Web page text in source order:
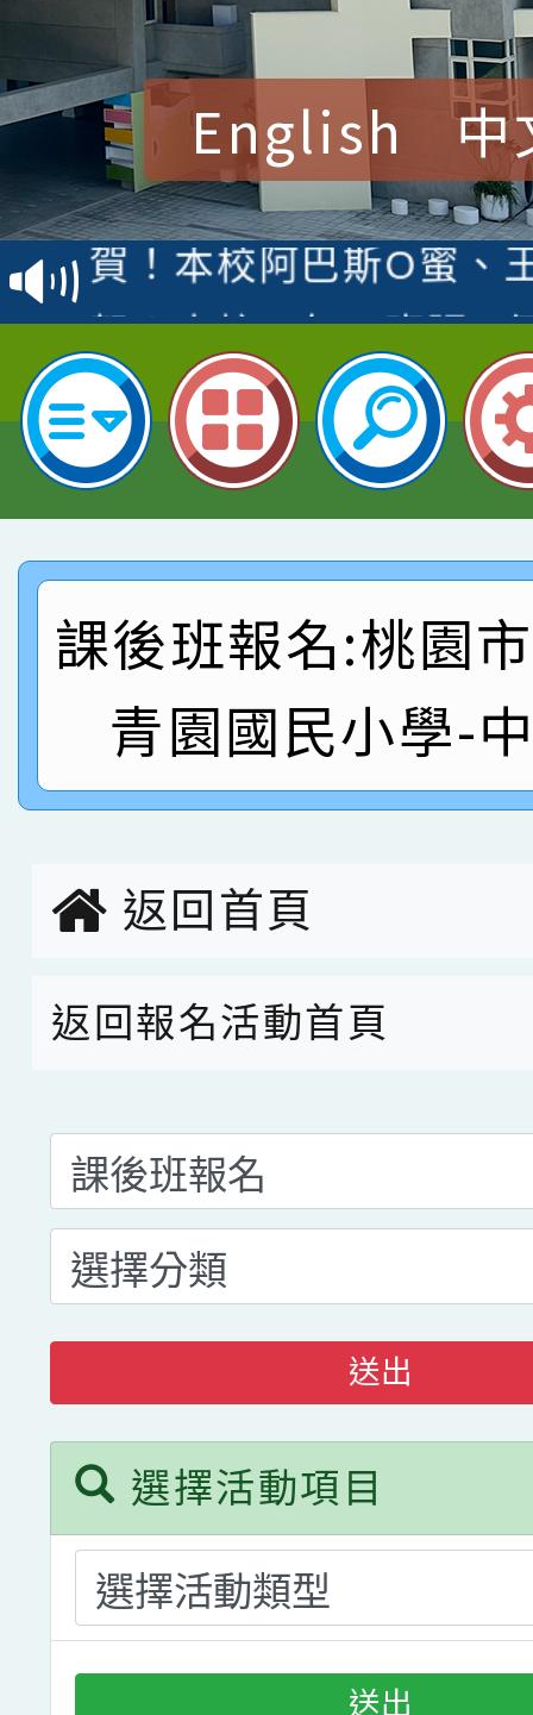
English 中
賀！本校參加桃園市中
賽 洪綺君教師榮獲社
名
賀！本校阿巴斯O蜜、
倩參加桃園市科展 國
名 指導老師王老師、
賀！本校四年二班張O
園市英語競賽國小朗讀
指導老師林老師
賀！本校參加桃園市中
賽 劉文瑛教師榮獲教
臺灣台語-第二名
賀！本校參與2026世
市賽榮獲科學小創客佳
創客第三名。
賀！本校參加桃園市中
賽 洪綺君教師榮獲社
名
賀！本校阿巴斯O蜜、
倩參加桃園市科展 國
名 指導老師王老師、
賀！本校四年二班張O
園市英語競賽國小朗
指導老師林老師
賀！本校參加桃園市中
賽 劉文瑛教師榮獲教
賀！本校參與2026世
創客第三名。
課後班報名:桃園
青園國民小學-
返回首頁
返回報名活動首頁
送出
選擇活動項目
送出